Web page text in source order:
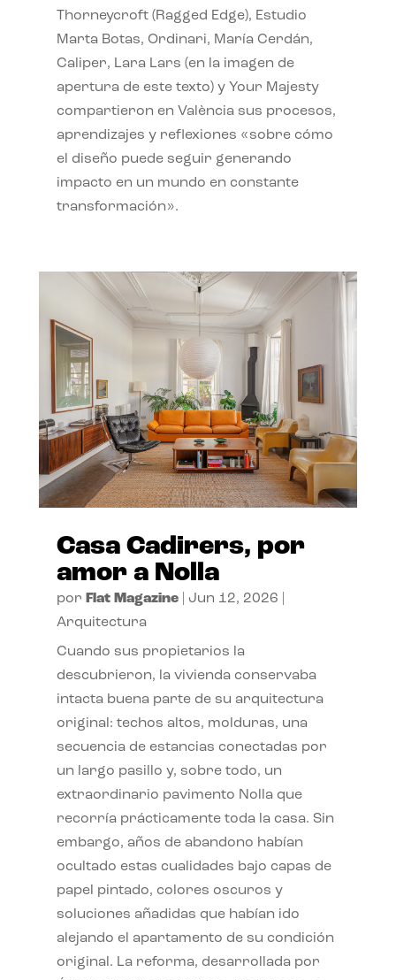
Thorneycroft (Ragged Edge), Estudio
Marta Botas, Ordinari, María Cerdán,
Caliper, Lara Lars (en la imagen de
apertura de este texto) y Your Majesty
compartieron en València sus procesos,
aprendizajes y reflexiones «sobre cómo
el diseño puede seguir generando
impacto en un mundo en constante
transformación».
Casa Cadirers, por
amor a Nolla
por Flat Magazine| Jun 12, 2026
Arquitectura
Cuando sus propietarios la
descubrieron, la vivienda conservaba
intacta buena parte de su arquitectura
original: techos altos, molduras, una
secuencia de estancias conectadas por
un largo pasillo y, sobre todo, un
extraordinario pavimento Nolla que
recorría prácticamente toda la casa. Sin
embargo, años de abandono habían
ocultado estas cualidades bajo capas de
papel pintado, colores oscuros y
soluciones añadidas que habían ido
alejando el apartamento de su condición
original. La reforma, desarrollada por